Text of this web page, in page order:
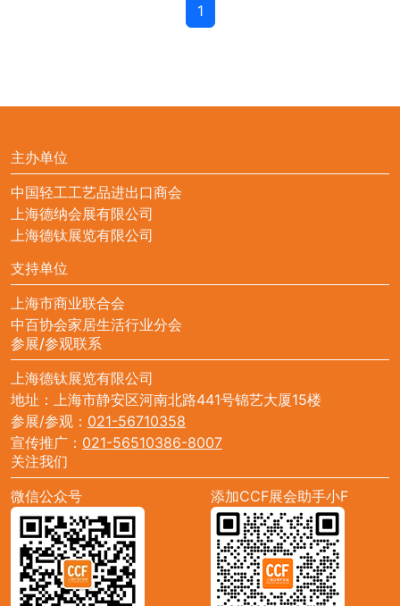
1
主办单位
中国轻工工艺品进出口商会
上海德纳会展有限公司
上海德钛展览有限公司
支持单位
上海市商业联合会
中百协会家居生活行业分会
参展/参观联系
上海德钛展览有限公司
地址：上海市静安区河南北路441号锦艺大厦15楼
参展/参观： 021-56710358
宣传推广： 021-56510386-8007
关注我们
微信公众号
添加CCF展会助手小F